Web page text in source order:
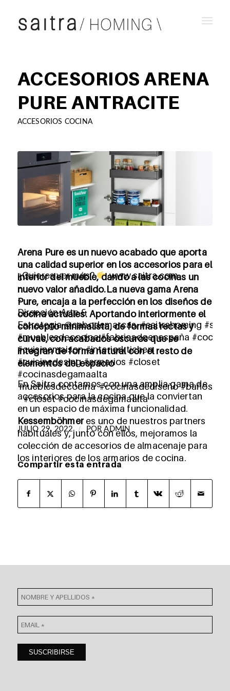
ACCESORIOS ARENA
PURE ANTRACITE
ACCESORIOS COCINA
Arena Pure es un nuevo acabado que aporta
una calidad superior en los accesorios para el
interior del mueble, dando a las cocinas un
nuevo valor añadido.La nueva gama Arena
Pure, encaja a la perfección en los diseños de
cocina actuales. Aportando interiormente el
concepto minimalista, de formas rectas y
curvas, con acabados oscuros que se
integran de forma natural con el resto de
elementos del espacio
En Saitra contamos con una amplia gama de
accesorios para la cocina que la conviertan
en un espacio de máxima funcionalidad.
Kessemböhmeres uno de nuestros partners
habituales y, junto con ellos, mejoramos la
colección de accesorios de almacenaje para
los interiores de los armarios de cocina.
¿Quieres ver más?
www.saitra.com
–
–
Dirección Arte &
Estrategia@cabodemarcas #saitrahoming
#mueblesdecocina #fabricadoenespaña
#cuisinemaison #interiorktichen
#cuisinedesing #armarios #closet
#cocinasdegamaalta
mueblesdecocina #cocinasdediseño #baños
#closet#cocinasdegamaalta
JULIO 29, 2022 / PORADMIN
Compartir esta entrada